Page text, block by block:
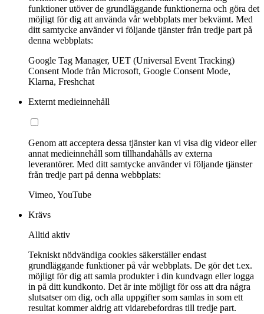
funktioner utöver de grundläggande funktionerna och göra det
möjligt för dig att använda vår webbplats mer bekvämt. Med
ditt samtycke använder vi följande tjänster från tredje part på
denna webbplats:
Google Tag Manager, UET (Universal Event Tracking)
Consent Mode från Microsoft, Google Consent Mode,
Klarna, Freshchat
Externt medieinnehåll
Genom att acceptera dessa tjänster kan vi visa dig videor eller
annat medieinnehåll som tillhandahålls av externa
leverantörer. Med ditt samtycke använder vi följande tjänster
från tredje part på denna webbplats:
Vimeo, YouTube
Krävs
Alltid aktiv
Tekniskt nödvändiga cookies säkerställer endast
grundläggande funktioner på vår webbplats. De gör det t.ex.
möjligt för dig att samla produkter i din kundvagn eller logga
in på ditt kundkonto. Det är inte möjligt för oss att dra några
slutsatser om dig, och alla uppgifter som samlas in som ett
resultat kommer aldrig att vidarebefordras till tredje part.